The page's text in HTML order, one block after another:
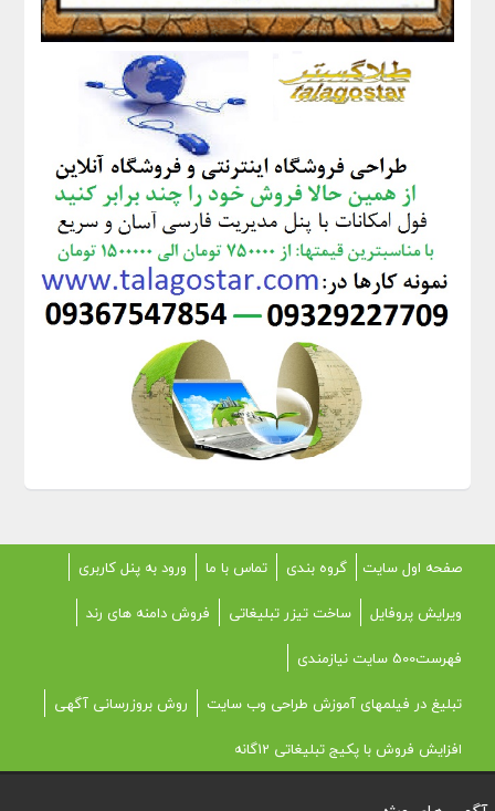
صفحه اول سایت گروه بندی تماس با ما
ورود به پنل کاربری
ویرایش پروفایل
ساخت تیزر تبلیغاتی
فروش دامنه های رند
فهرست500 سایت نیازمندی
تبلیغ در فیلمهای آموزش طراحی وب سایت
روش بروزرسانی آگهی
افزایش فروش با پکیج تبلیغاتی 12گانه